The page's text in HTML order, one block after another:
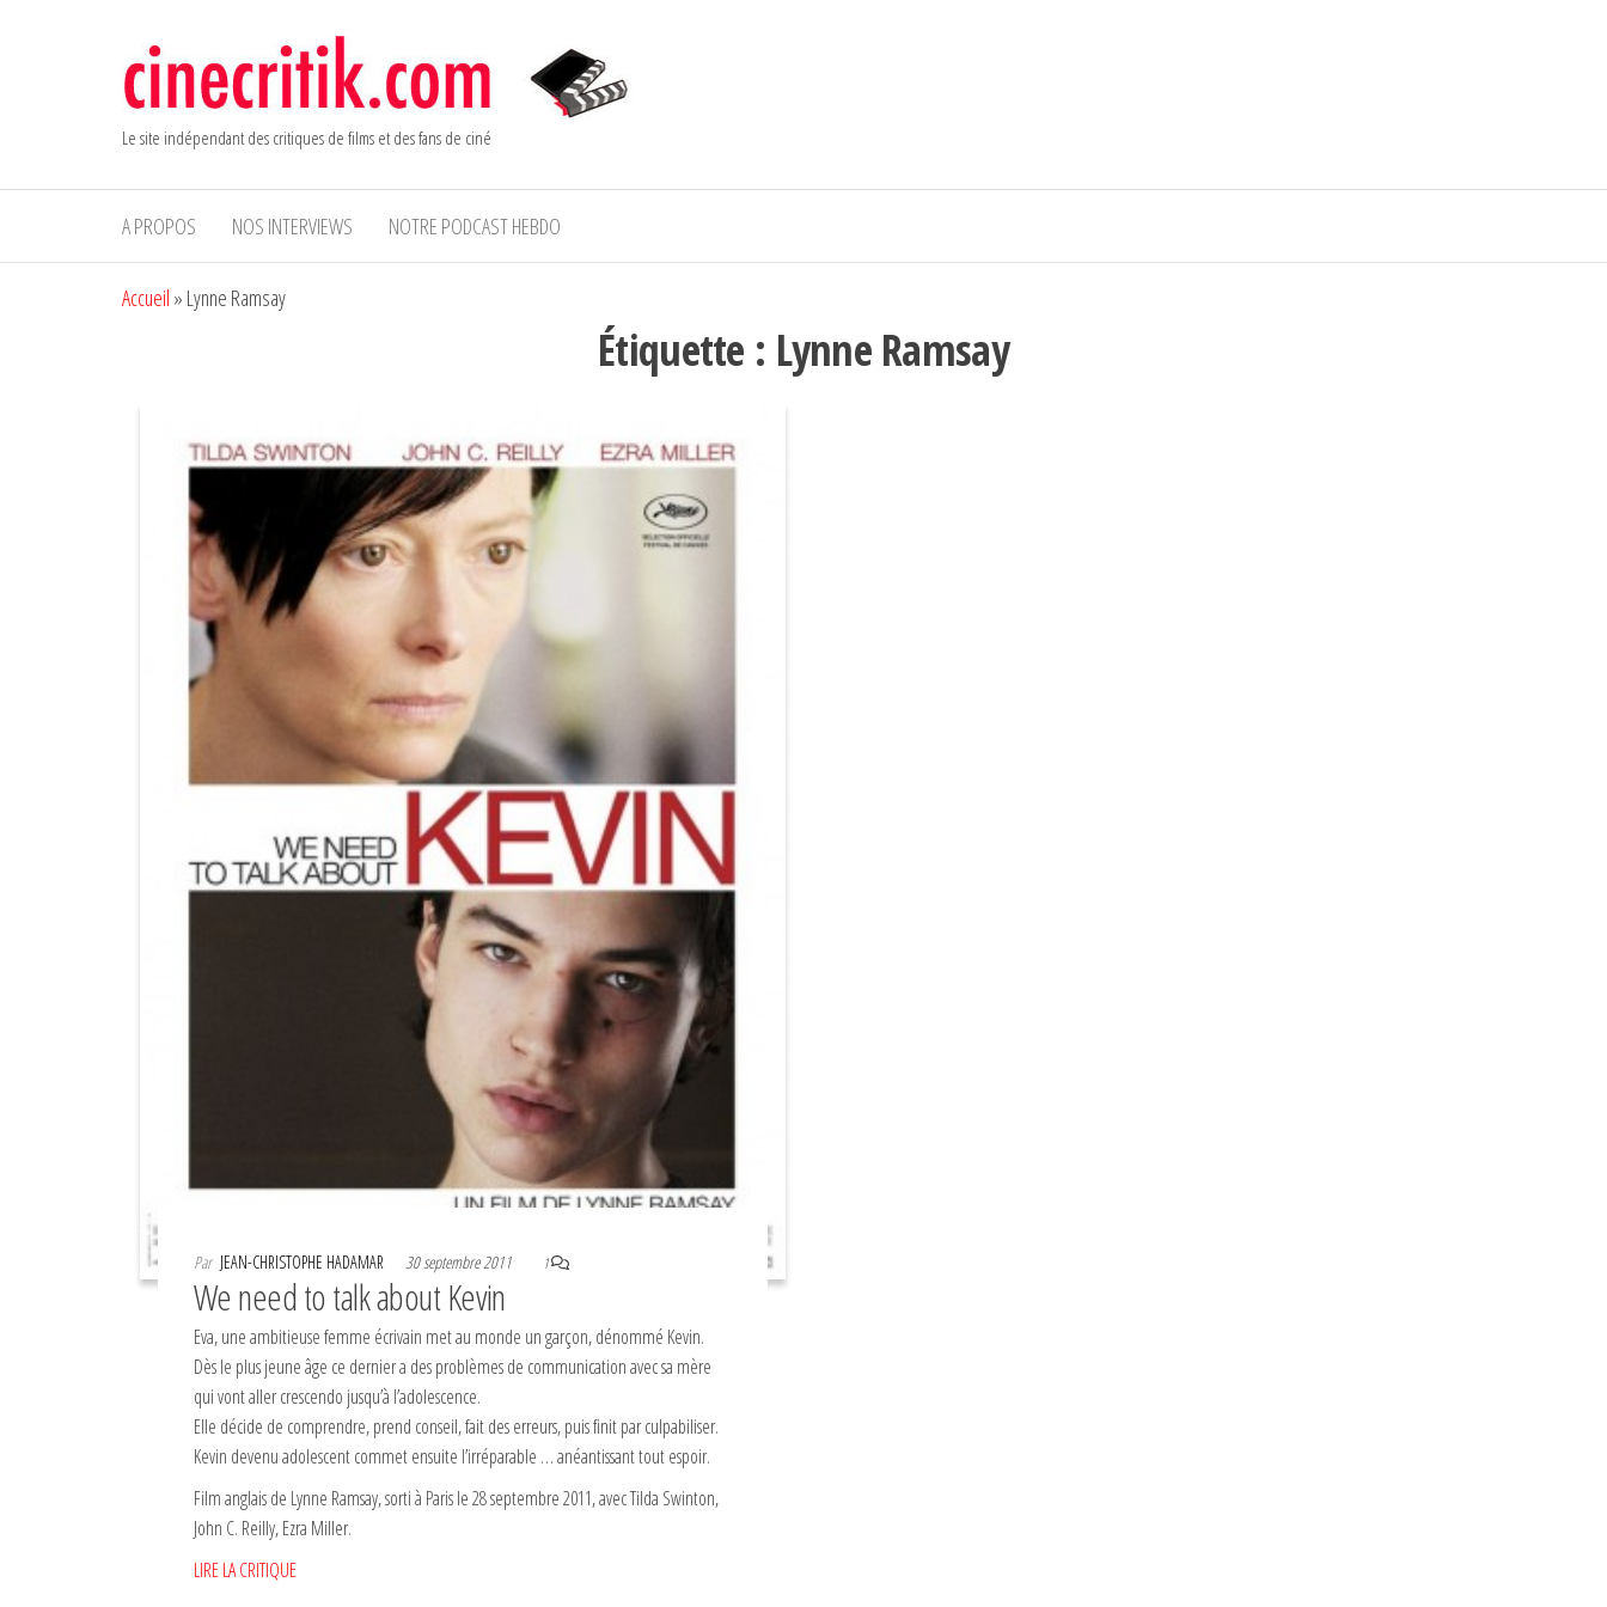
Le site indépendant des critiques de films et des fans de ciné
A PROPOS NOS INTERVIEWS NOTRE PODCAST HEBDO
Accueil » Lynne Ramsay
Étiquette : Lynne Ramsay
Par JEAN-CHRISTOPHE HADAMAR 30 septembre 2011 1
We need to talk about Kevin
Eva, une ambitieuse femme écrivain met au monde un garçon, dénommé Kevin.
Dès le plus jeune âge ce dernier a des problèmes de communication avec sa mère
qui vont aller crescendo jusqu’à l’adolescence.
Elle décide de comprendre, prend conseil, fait des erreurs, puis finit par culpabiliser.
Kevin devenu adolescent commet ensuite l’irréparable … anéantissant tout espoir.
Film anglais de Lynne Ramsay, sorti à Paris le 28 septembre 2011, avec Tilda Swinton,
John C. Reilly, Ezra Miller.
LIRE LA CRITIQUE